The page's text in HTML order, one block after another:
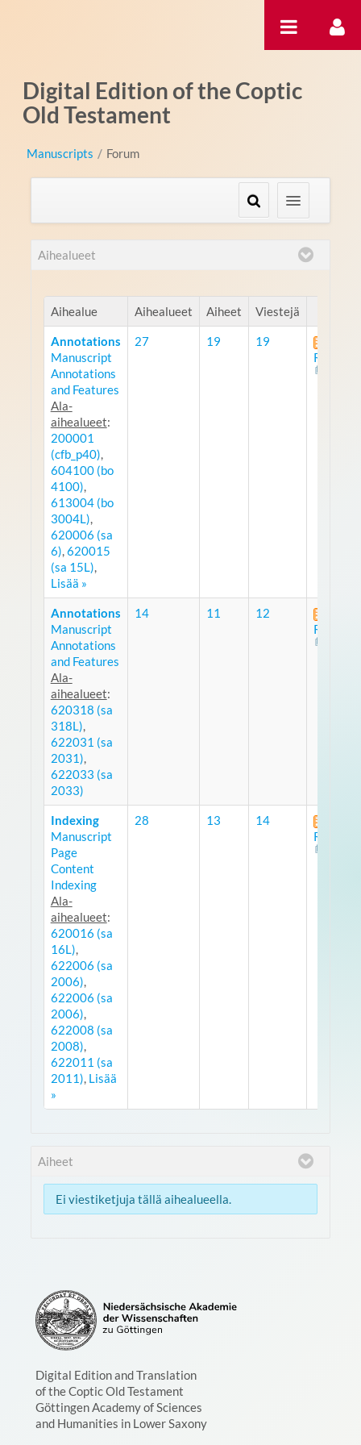
Digital Edition of the Coptic
Old Testament
Manuscripts / Forum
Aihealueet
Aihealue Aihealueet Aiheet Viestejä
Annotations
Manuscript
Annotations
and Features
Ala-
aihealueet:
200001
(cfb_p40),
604100 (bo
4100),
613004 (bo
3004L),
620006 (sa
6),620015
(sa 15L),
Lisää »
27 19
19
RSS
Annotations
Manuscript
Annotations
and Features
Ala-
aihealueet:
620318 (sa
318L),
622031 (sa
2031),
622033 (sa
2033)
14 11
12
RSS
Indexing
Manuscript
Page
Content
Indexing
Ala-
aihealueet:
620016 (sa
16L),
622006 (sa
2006),
622006 (sa
2006),
622008 (sa
2008),
622011 (sa
2011), Lisää
»
28 13
14
RSS
Aiheet
Ei viestiketjuja tällä aihealueella.
Digital Edition and Translation
of the Coptic Old Testament
Göttingen Academy of Sciences
and Humanities in Lower Saxony